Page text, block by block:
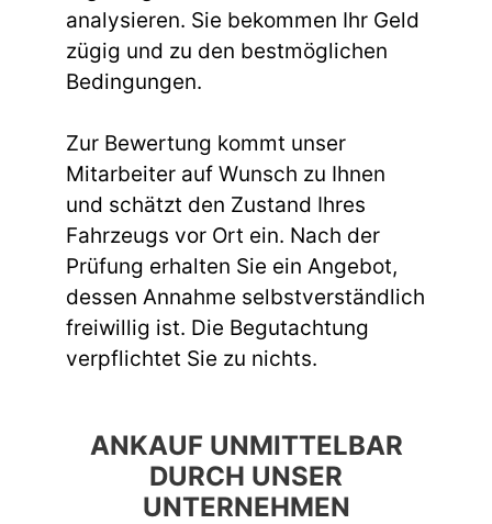
analysieren. Sie bekommen Ihr Geld
zügig und zu den bestmöglichen
Bedingungen.
Zur Bewertung kommt unser
Mitarbeiter auf Wunsch zu Ihnen
und schätzt den Zustand Ihres
Fahrzeugs vor Ort ein. Nach der
Prüfung erhalten Sie ein Angebot,
dessen Annahme selbstverständlich
freiwillig ist. Die Begutachtung
verpflichtet Sie zu nichts.
ANKAUF UNMITTELBAR
DURCH UNSER
UNTERNEHMEN